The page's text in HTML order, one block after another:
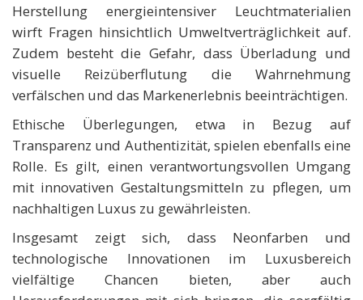
Herstellung energieintensiver Leuchtmaterialien
wirft Fragen hinsichtlich Umweltverträglichkeit auf.
Zudem besteht die Gefahr, dass Überladung und
visuelle Reizüberflutung die Wahrnehmung
verfälschen und das Markenerlebnis beeinträchtigen.
Ethische Überlegungen, etwa in Bezug auf
Transparenz und Authentizität, spielen ebenfalls eine
Rolle. Es gilt, einen verantwortungsvollen Umgang
mit innovativen Gestaltungsmitteln zu pflegen, um
nachhaltigen Luxus zu gewährleisten.
Insgesamt zeigt sich, dass Neonfarben und
technologische Innovationen im Luxusbereich
vielfältige Chancen bieten, aber auch